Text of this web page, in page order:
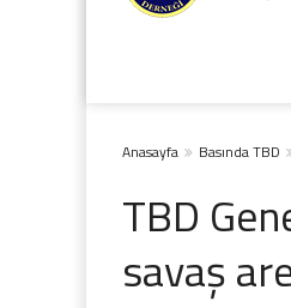
Anasayfa Basında TBD
TBD
savaş